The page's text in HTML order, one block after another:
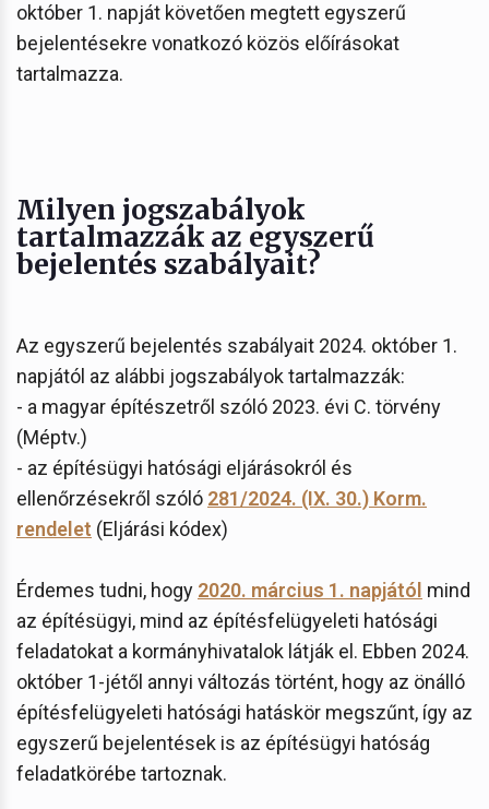
október 1. napját követően megtett egyszerű
bejelentésekre vonatkozó közös előírásokat
tartalmazza.
Milyen jogszabályok
tartalmazzák az egyszerű
bejelentés szabályait?
Az egyszerű bejelentés szabályait 2024. október 1.
napjától az alábbi jogszabályok tartalmazzák:
- a magyar építészetről szóló 2023. évi C. törvény
(Méptv.)
- az építésügyi hatósági eljárásokról és
ellenőrzésekről szóló 281/2024. (IX. 30.) Korm.
rendelet (Eljárási kódex)
Érdemes tudni, hogy 2020. március 1. napjától mind
az építésügyi, mind az építésfelügyeleti hatósági
feladatokat a kormányhivatalok látják el. Ebben 2024.
október 1-jétől annyi változás történt, hogy az önálló
építésfelügyeleti hatósági hatáskör megszűnt, így az
egyszerű bejelentések is az építésügyi hatóság
feladatkörébe tartoznak.